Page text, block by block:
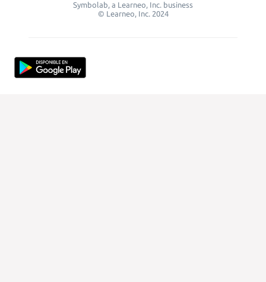
Symbolab, a Learneo, Inc. business
© Learneo, Inc. 2024